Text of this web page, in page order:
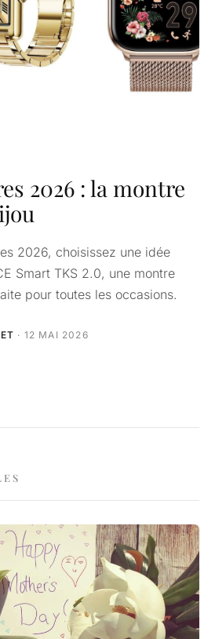
2026 : la montre
2026, choisissez une idée
Smart TKS 2.0, une montre
pour toutes les occasions.
· 12 MAI 2026